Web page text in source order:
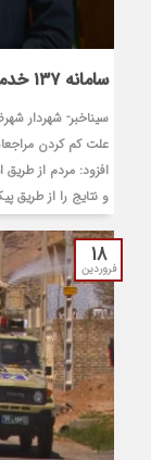
سامانه ۱۳۷ خدمات تلفنی شهرداری شهرضا راه اندازی شد
علت کم کردن
افزود: مردم از طریق
و نتایج را از طریق
18
فروردین